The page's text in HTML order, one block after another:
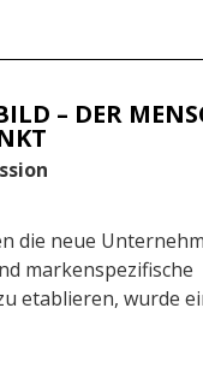
– DER
die neue
markenspezifische
etablieren, wurde